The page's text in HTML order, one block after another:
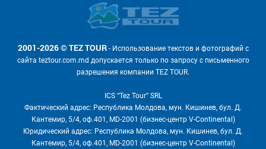
2001-2026 © TEZ TOUR- Использование текстов и фотографий с
сайта teztour.com.md допускается только по запросу с письменного
разрешения компании TEZ TOUR.
ICS “Tez Tour” SRL
Фактический адрес: Республика Молдова, мун. Кишинев, бул. Д.
Кантемир, 5/4, оф.401, MD-2001 (бизнес-центр V-Continental)
Юридический адрес: Республика Молдова, мун. Кишинев, бул. Д.
Кантемир, 5/4, оф.401, MD-2001 (бизнес-центр V-Continental)